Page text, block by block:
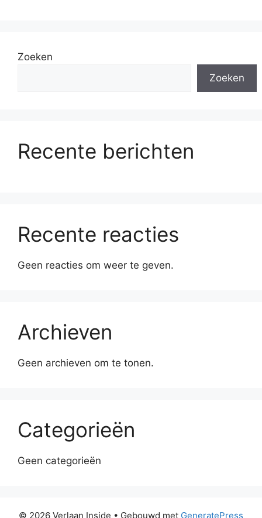
Zoeken
Zoeken
Recente berichten
Recente reacties
Geen reacties om weer te geven.
Archieven
Geen archieven om te tonen.
Categorieën
Geen categorieën
© 2026 Verlaan Inside • Gebouwd met GeneratePress